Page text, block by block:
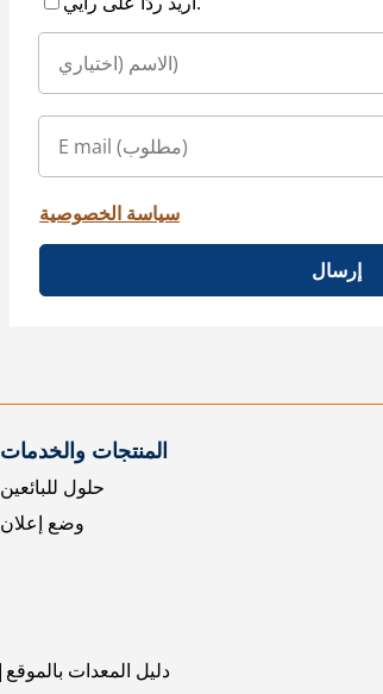
سياسة الخصوصية
إرسال
المنتجات والخدمات
حلول للبائعين
وضع إعلان
دليل المعدات بالموقع